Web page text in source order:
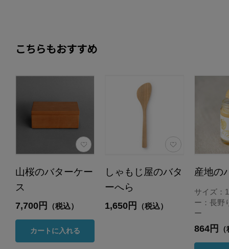
こちらもおすすめ
山桜のバターケー
ス
7,700円 （税込）
カートに入れる
しゃもじ屋のバタ
ーへら
1,650円 （税込）
産地の
サイズ
ー：長野
ー
864円